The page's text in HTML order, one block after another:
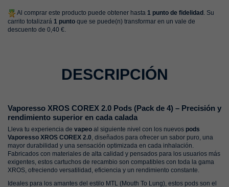
Al comprar este producto puede obtener hasta 1 punto de fidelidad . Su
carrito totalizará 1 punto que se puede(n) transformar en un vale de
descuento de 0,40 €.
DESCRIPCIÓN
Vaporesso XROS COREX 2.0 Pods (Pack de 4) – Precisión y
rendimiento superior en cada calada
Lleva tu experiencia de vapeo al siguiente nivel con los nuevos pods
Vaporesso XROS COREX 2.0, diseñados para ofrecer un sabor puro, una
mayor durabilidad y una sensación optimizada en cada inhalación.
Fabricados con materiales de alta calidad y pensados para los usuarios más
exigentes, estos cartuchos de recambio son compatibles con toda la gama
XROS, ofreciendo versatilidad, eficiencia y un rendimiento constante.
Ideales para los amantes del estilo MTL (Mouth To Lung), estos pods son el